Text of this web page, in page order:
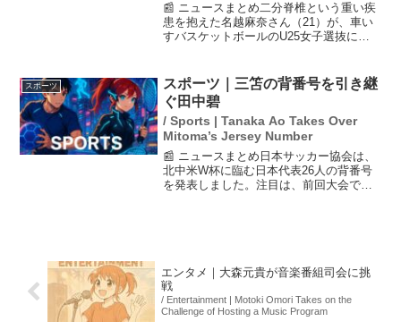
📰 ニュースまとめ二分脊椎という重い疾
患を抱えた名越麻奈さん（21）が、車い
すバスケットボールのU25女子選抜に選
見に悩む葛藤を抱えていた。娘は競技を
通じて自身の成長を...
スポーツ
スポーツ｜三笘の背番号を引き継
ぐ田中碧
/ Sports | Tanaka Ao Takes Over
Mitoma’s Jersey Number
📰 ニュースまとめ日本サッカー協会は、
北中米W杯に臨む日本代表26人の背番号
を発表しました。注目は、前回大会での
エンタメ｜大森元貴が音楽番組司会に挑
戦
/ Entertainment | Motoki Omori Takes on the
Challenge of Hosting a Music Program